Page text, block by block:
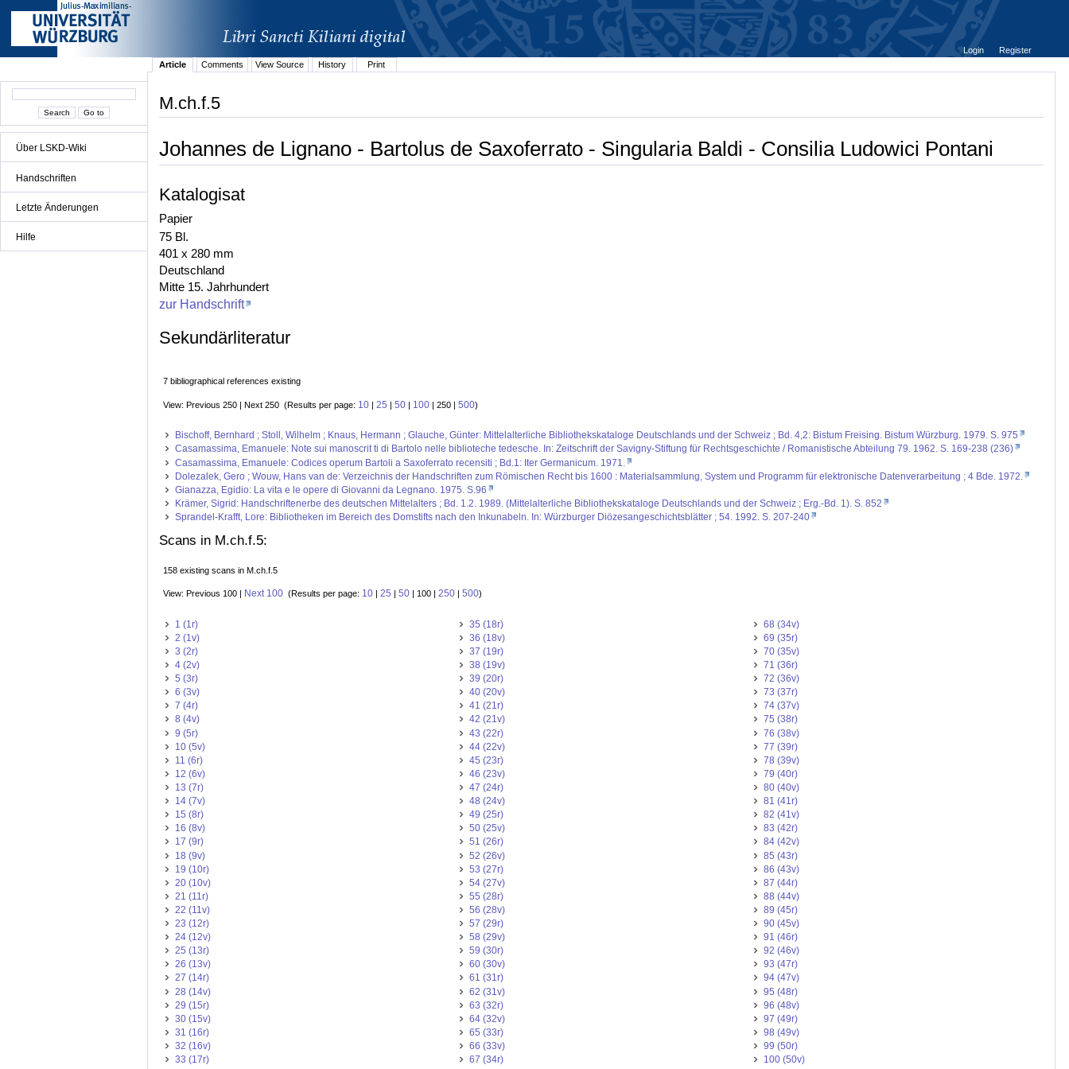
Über LSKD-Wiki
Handschriften
Letzte Änderungen
Hilfe
Login
Register
Article
Comments View Source History Print
M.ch.f.5
Johannes de Lignano - Bartolus de Saxoferrato - Singularia Baldi - Consilia Ludowici Pontani
Katalogisat
Papier
75 Bl.
401 x 280 mm
Deutschland
Mitte 15. Jahrhundert
zur Handschrift
Sekundärliteratur
7 bibliographical references existing
View: Previous 250 | Next 250 (Results per page: 10 | 25 | 50 | 100 | 250 | 500)
Bischoff, Bernhard ; Stoll, Wilhelm ; Knaus, Hermann ; Glauche, Günter: Mittelalterliche Bibliothekskataloge Deutschlands und der Schweiz ; Bd. 4,2: Bistum Freising. Bistum Würzburg. 1979. S. 975
Casamassima, Emanuele: Note sui manoscrit ti di Bartolo nelle biblioteche tedesche. In: Zeitschrift der Savigny-Stiftung für Rechtsgeschichte / Romanistische Abteilung 79. 1962. S. 169-238 (236)
Casamassima, Emanuele: Codices operum Bartoli a Saxoferrato recensiti ; Bd.1: Iter Germanicum. 1971.
Dolezalek, Gero ; Wouw, Hans van de: Verzeichnis der Handschriften zum Römischen Recht bis 1600 : Materialsammlung, System und Programm für elektronische Datenverarbeitung ; 4 Bde. 1972.
Gianazza, Egidio: La vita e le opere di Giovanni da Legnano. 1975. S.96
Krämer, Sigrid: Handschriftenerbe des deutschen Mittelalters ; Bd. 1.2. 1989. (Mittelalterliche Bibliothekskataloge Deutschlands und der Schweiz ; Erg.-Bd. 1). S. 852
Sprandel-Krafft, Lore: Bibliotheken im Bereich des Domstifts nach den Inkunabeln. In: Würzburger Diözesangeschichtsblätter ; 54. 1992. S. 207-240
Scans in M.ch.f.5:
158 existing scans in M.ch.f.5
View: Previous 100 | Next 100 (Results per page: 10 25 50 | 100 | 250 500)
1 (1r)
2 (1v)
3 (2r)
4 (2v)
5 (3r)
6 (3v)
7 (4r)
8 (4v)
9 (5r)
10 (5v)
11 (6r)
12 (6v)
13 (7r)
14 (7v)
15 (8r)
16 (8v)
17 (9r)
18 (9v)
19 (10r)
20 (10v)
21 (11r)
22 (11v)
23 (12r)
24 (12v)
25 (13r)
26 (13v)
27 (14r)
28 (14v)
29 (15r)
30 (15v)
31 (16r)
32 (16v)
33 (17r)
35 (18r)
36 (18v)
37 (19r)
38 (19v)
39 (20r)
40 (20v)
41 (21r)
42 (21v)
43 (22r)
44 (22v)
45 (23r)
46 (23v)
47 (24r)
48 (24v)
49 (25r)
50 (25v)
51 (26r)
52 (26v)
53 (27r)
54 (27v)
55 (28r)
56 (28v)
57 (29r)
58 (29v)
59 (30r)
60 (30v)
61 (31r)
62 (31v)
63 (32r)
64 (32v)
65 (33r)
66 (33v)
67 (34r)
68 (34v)
69 (35r)
70 (35v)
71 (36r)
72 (36v)
73 (37r)
74 (37v)
75 (38r)
76 (38v)
77 (39r)
78 (39v)
79 (40r)
80 (40v)
81 (41r)
82 (41v)
83 (42r)
84 (42v)
85 (43r)
86 (43v)
87 (44r)
88 (44v)
89 (45r)
90 (45v)
91 (46r)
92 (46v)
93 (47r)
94 (47v)
95 (48r)
96 (48v)
97 (49r)
98 (49v)
99 (50r)
100 (50v)